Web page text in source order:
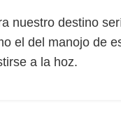
nuestro destino
el del manojo de
a la hoz.